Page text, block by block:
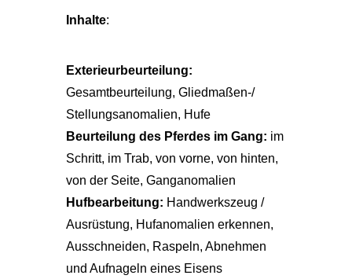
Inhalte:
Exterieurbeurteilung:
Gesamtbeurteilung, Gliedmaßen-/
Stellungsanomalien, Hufe
Beurteilung des Pferdes im Gang: im
Schritt, im Trab, von vorne, von hinten,
von der Seite, Ganganomalien
Hufbearbeitung: Handwerkszeug /
Ausrüstung, Hufanomalien erkennen,
Ausschneiden, Raspeln, Abnehmen
und Aufnageln eines Eisens